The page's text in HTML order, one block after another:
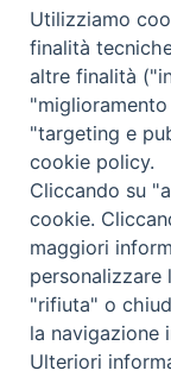
C.F. 94004060268
Orario di segreteria
Lunedì 17.30-19.30
Martedì 17.30-19.30
Mercoledì 17.30-
Giovedì 17.30-19.30
Venerdì chiuso
Sabato 9.30-11.30
Privacy e sicurezza
Utilizziamo
finalità
altre finalità
"targeting e
cookie policy.
Cliccando su
cookie.
maggiori
personalizzare
"rifiuta" o
la navigazione
Ulteriori